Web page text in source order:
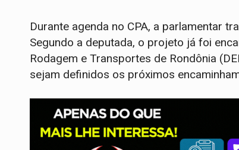
Durante agenda no CPA, a parlamentar
Segundo a deputada, o projeto já foi
Rodagem e Transportes de Rondônia
sejam definidos os próximos